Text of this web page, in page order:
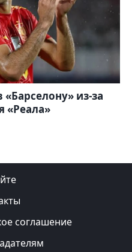
из-за
«Реала»
соглашение